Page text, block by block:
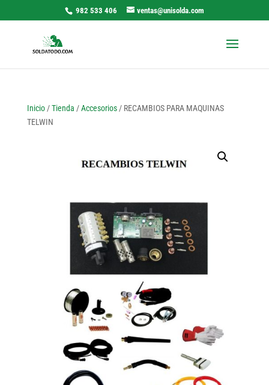
982 533 406 ventas@unisolda.com
Inicio/Tienda /Accesorios/ RECAMBIOS PARA MAQUINAS
TELWIN